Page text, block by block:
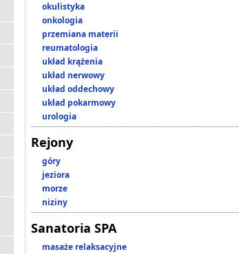
okulistyka
onkologia
przemiana materii
reumatologia
układ krążenia
układ nerwowy
układ oddechowy
układ pokarmowy
urologia
Rejony
góry
jeziora
morze
niziny
Sanatoria SPA
masaże relaksacyjne